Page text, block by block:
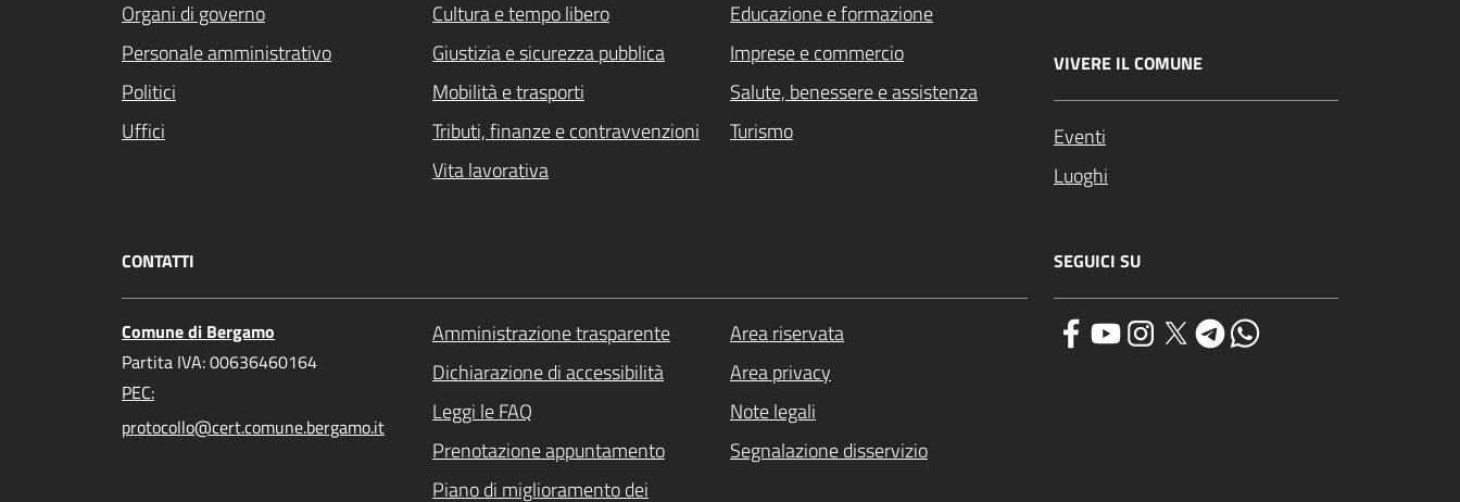
Organi di governo
Personale amministrativo
Politici
Uffici
Cultura e tempo libero
Educazione e formazione
Giustizia e sicurezza pubblica
Imprese e commercio
Mobilità e trasporti
Salute, benessere e assistenza
Tributi, finanze e contravvenzioni
Turismo
Vita lavorativa
VIVERE IL COMUNE
Eventi
Luoghi
CONTATTI
Comune di Bergamo
Partita IVA: 00636460164
PEC:
protocollo@cert.comune.bergamo.it
Amministrazione trasparente
Area riservata
Dichiarazione di accessibilità
Area privacy
Leggi le FAQ
Note legali
Prenotazione appuntamento
Segnalazione disservizio
Piano di miglioramento dei
SEGUICI SU